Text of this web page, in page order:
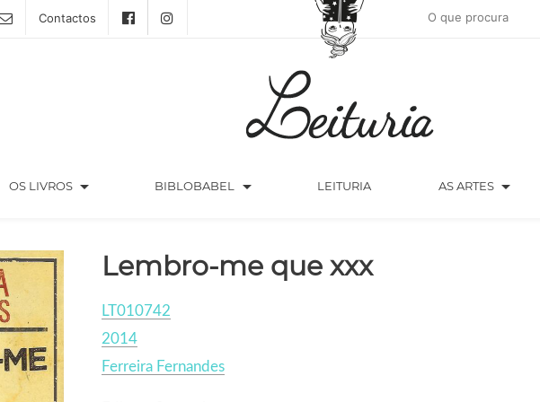
Contactos
OS LIVROS arrow_drop_down BIBLOBABEL arrow_drop_down LEITURIA AS ARTES arrow_drop_down
Lembro-me que xxx
LT010742
2014
Ferreira Fernandes